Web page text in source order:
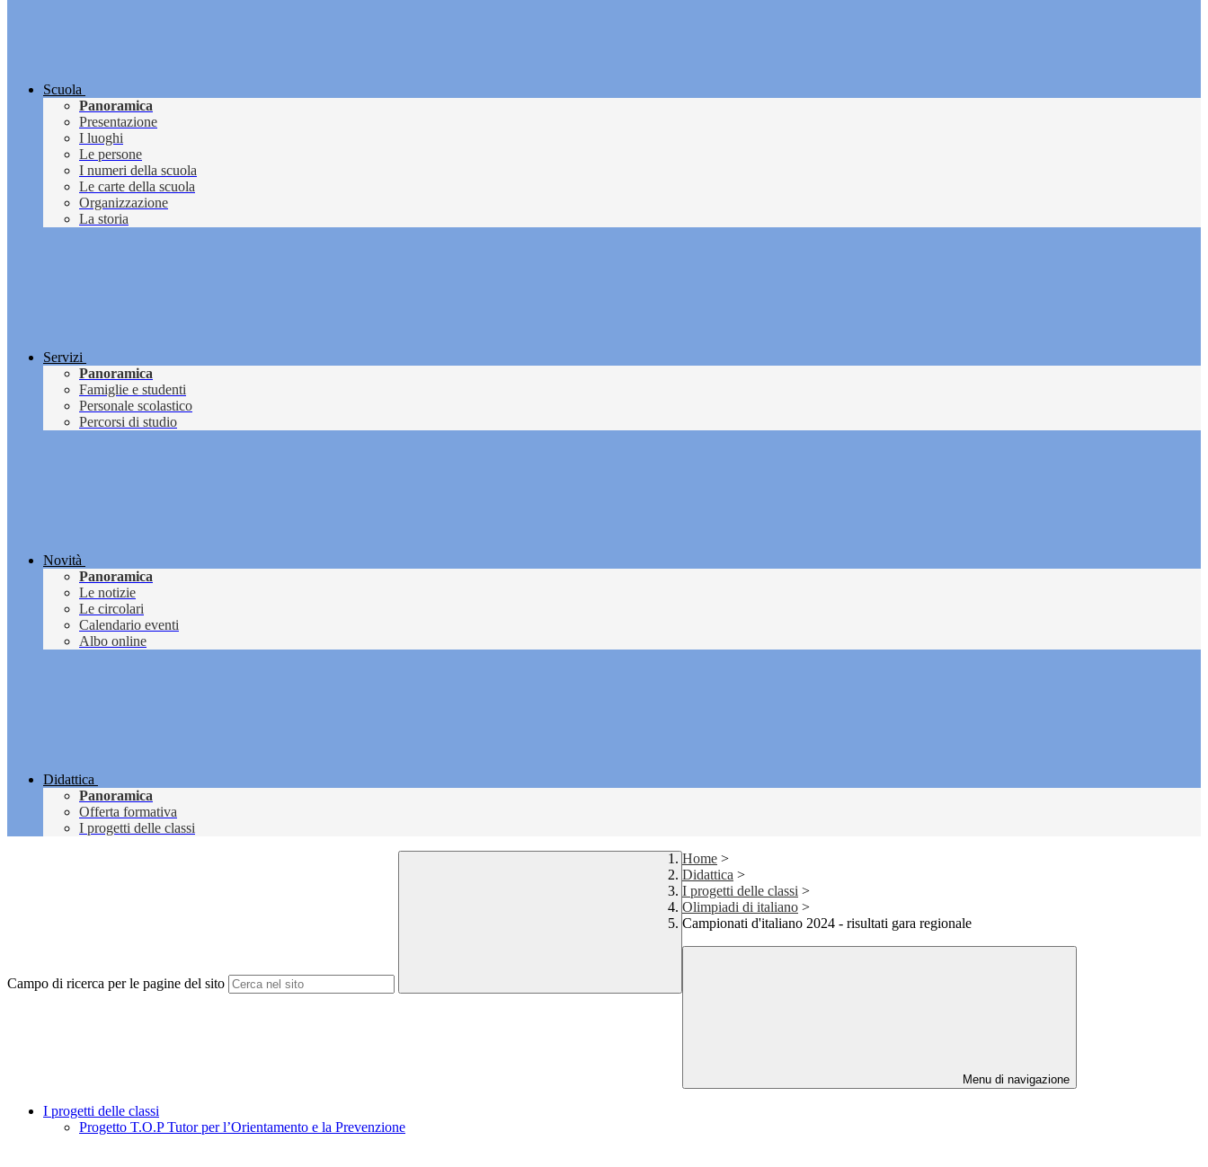
Scuola
Panoramica
Presentazione
I luoghi
Le persone
I numeri della scuola
Le carte della scuola
Organizzazione
La storia
Servizi
Panoramica
Famiglie e studenti
Personale scolastico
Percorsi di studio
Novità
Panoramica
Le notizie
Le circolari
Calendario eventi
Albo online
Didattica
Panoramica
Offerta formativa
I progetti delle classi
Campo di ricerca per le pagine del sito
Home >
Didattica >
I progetti delle classi >
Olimpiadi di italiano >
Campionati d'italiano 2024 - risultati gara regionale
Menu di navigazione
I progetti delle classi
Progetto T.O.P Tutor per l’Orientamento e la Prevenzione